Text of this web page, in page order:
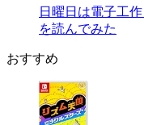
日曜日は電子工
を読んでみた
おすすめ